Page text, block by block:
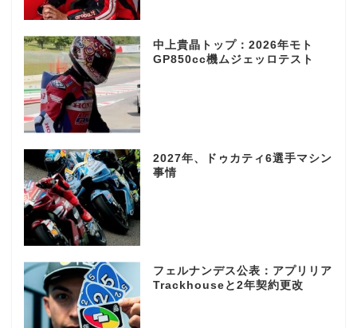
中上貴晶トップ：2026年モト
GP850cc機ムジェッロテスト
2027年、ドゥカティ6選手マシン
事情
フェルナンデス公表：アプリリア
Trackhouseと2年契約更改